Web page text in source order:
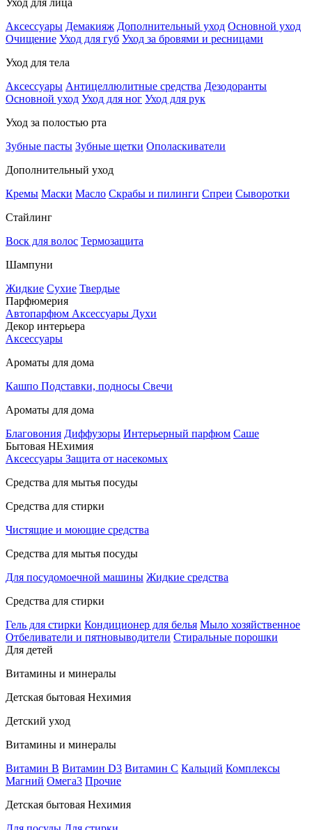
Уход для лица
Аксессуары Демакияж Дополнительный уход Основной уход
Очищение Уход для губ Уход за бровями и ресницами
Уход для тела
Аксессуары Антицеллюлитные средства Дезодоранты
Основной уход Уход для ног Уход для рук
Уход за полостью рта
Зубные пасты Зубные щетки Ополаскиватели
Дополнительный уход
Кремы Маски Масло Скрабы и пилинги Спреи Сыворотки
Стайлинг
Воск для волос Термозащита
Шампуни
Жидкие Сухие Твердые
Парфюмерия
Автопарфюм Аксессуары Духи
Декор интерьера
Аксессуары
Ароматы для дома
Кашпо Подставки, подносы Свечи
Ароматы для дома
Благовония Диффузоры Интерьерный парфюм Саше
Бытовая НЕхимия
Аксессуары Защита от насекомых
Средства для мытья посуды
Средства для стирки
Чистящие и моющие средства
Средства для мытья посуды
Для посудомоечной машины Жидкие средства
Средства для стирки
Гель для стирки Кондиционер для белья Мыло хозяйственное
Отбеливатели и пятновыводители Стиральные порошки
Для детей
Витамины и минералы
Детская бытовая Нехимия
Детский уход
Витамины и минералы
Витамин В Витамин D3 Витамин С Кальций Комплексы
Магний Омега3 Прочие
Детская бытовая Нехимия